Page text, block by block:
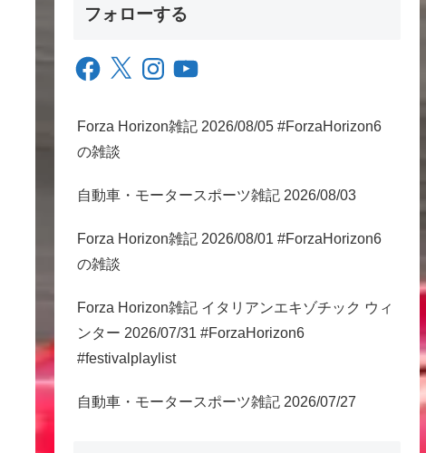
フォローする
Facebook
X InstagramYouTube
Forza Horizon雑記 2026/08/05 #ForzaHorizon6
の雑談
自動車・モータースポーツ雑記 2026/08/03
Forza Horizon雑記 2026/08/01 #ForzaHorizon6
の雑談
Forza Horizon雑記 イタリアンエキゾチック ウィ
ンター 2026/07/31 #ForzaHorizon6
#festivalplaylist
自動車・モータースポーツ雑記 2026/07/27